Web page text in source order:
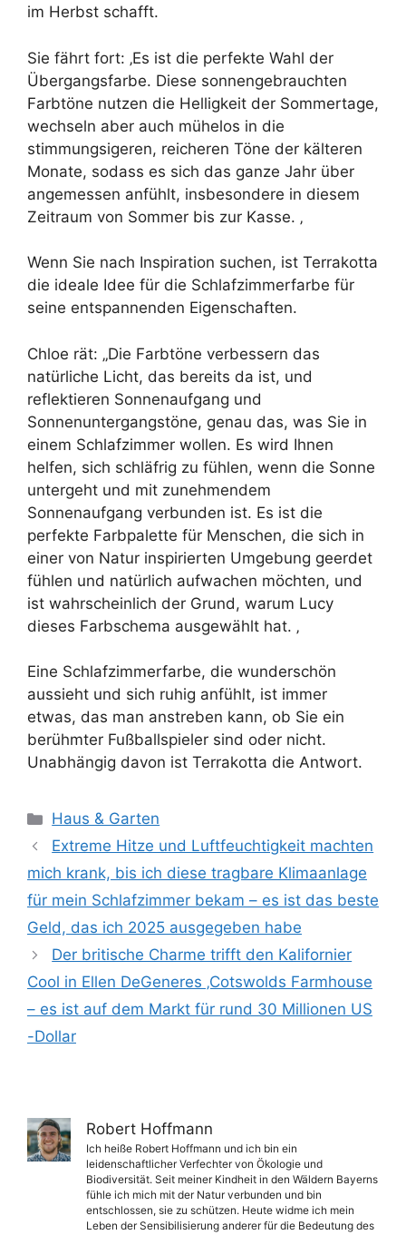
im Herbst schafft.
Sie fährt fort: ‚Es ist die perfekte Wahl der
Übergangsfarbe. Diese sonnengebrauchten
Farbtöne nutzen die Helligkeit der Sommertage,
wechseln aber auch mühelos in die
stimmungsigeren, reicheren Töne der kälteren
Monate, sodass es sich das ganze Jahr über
angemessen anfühlt, insbesondere in diesem
Zeitraum von Sommer bis zur Kasse. ‚
Wenn Sie nach Inspiration suchen, ist Terrakotta
die ideale Idee für die Schlafzimmerfarbe für
seine entspannenden Eigenschaften.
Chloe rät: „Die Farbtöne verbessern das
natürliche Licht, das bereits da ist, und
reflektieren Sonnenaufgang und
Sonnenuntergangstöne, genau das, was Sie in
einem Schlafzimmer wollen. Es wird Ihnen
helfen, sich schläfrig zu fühlen, wenn die Sonne
untergeht und mit zunehmendem
Sonnenaufgang verbunden ist. Es ist die
perfekte Farbpalette für Menschen, die sich in
einer von Natur inspirierten Umgebung geerdet
fühlen und natürlich aufwachen möchten, und
ist wahrscheinlich der Grund, warum Lucy
dieses Farbschema ausgewählt hat. ‚
Eine Schlafzimmerfarbe, die wunderschön
aussieht und sich ruhig anfühlt, ist immer
etwas, das man anstreben kann, ob Sie ein
berühmter Fußballspieler sind oder nicht.
Unabhängig davon ist Terrakotta die Antwort.
Kategorien
Haus & Garten
Extreme Hitze und Luftfeuchtigkeit machten
mich krank, bis ich diese tragbare Klimaanlage
für mein Schlafzimmer bekam – es ist das beste
Geld, das ich 2025 ausgegeben habe
Der britische Charme trifft den Kalifornier
Cool in Ellen DeGeneres ‚Cotswolds Farmhouse
– es ist auf dem Markt für rund 30 Millionen US
-Dollar
Robert Hoffmann
Ich heiße Robert Hoffmann und ich bin ein
leidenschaftlicher Verfechter von Ökologie und
Biodiversität. Seit meiner Kindheit in den Wäldern Bayerns
fühle ich mich mit der Natur verbunden und bin
entschlossen, sie zu schützen. Heute widme ich mein
Leben der Sensibilisierung anderer für die Bedeutung des